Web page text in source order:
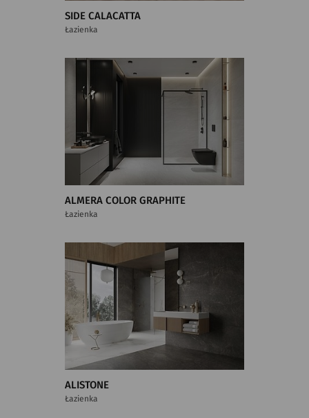
SIDE CALACATTA
Łazienka
ALMERA COLOR GRAPHITE
Łazienka
ALISTONE
Łazienka